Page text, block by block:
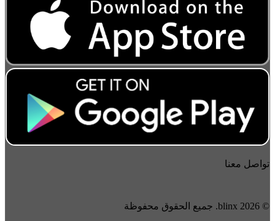
تواصل معنا
© 2026 blinx. جميع الحقوق محفوظة